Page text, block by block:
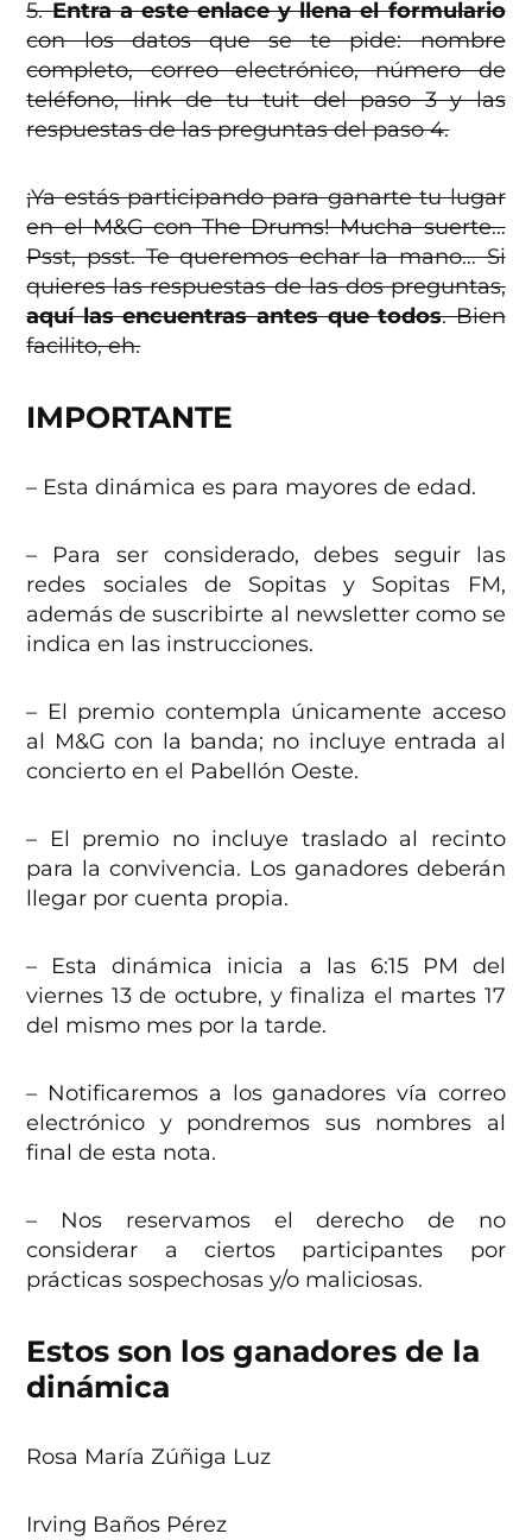
5.Entra a este enlace y llena el formulario
con los datos que se te pide: nombre
completo, correo electrónico, número de
teléfono, link de tu tuit del paso 3 y las
respuestas de las preguntas del paso 4.
¡Ya estás participando para ganarte tu lugar
en el M&G con The Drums! Mucha suerte…
Psst, psst. Te queremos echar la mano… Si
quieres las respuestas de las dos preguntas,
aquí las encuentras antes que todos. Bien
facilito, eh.
IMPORTANTE
– Esta dinámica es para mayores de edad.
– Para ser considerado, debes seguir las
redes sociales de Sopitas y Sopitas FM,
además de suscribirte al newsletter como se
indica en las instrucciones.
– El premio contempla únicamente acceso
al M&G con la banda; no incluye entrada al
concierto en el Pabellón Oeste.
– El premio no incluye traslado al recinto
para la convivencia. Los ganadores deberán
llegar por cuenta propia.
– Esta dinámica inicia a las 6:15 PM del
viernes 13 de octubre, y finaliza el martes 17
del mismo mes por la tarde.
– Notificaremos a los ganadores vía correo
electrónico y pondremos sus nombres al
final de esta nota.
– Nos reservamos el derecho de no
considerar a ciertos participantes por
prácticas sospechosas y/o maliciosas.
Estos son los ganadores de la
dinámica
Rosa María Zúñiga Luz
Irving Baños Pérez